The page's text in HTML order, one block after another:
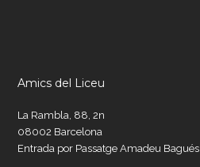
Amics del Liceu
La Rambla, 88, 2n
08002 Barcelona
Entrada por Passatge Amadeu Bagués